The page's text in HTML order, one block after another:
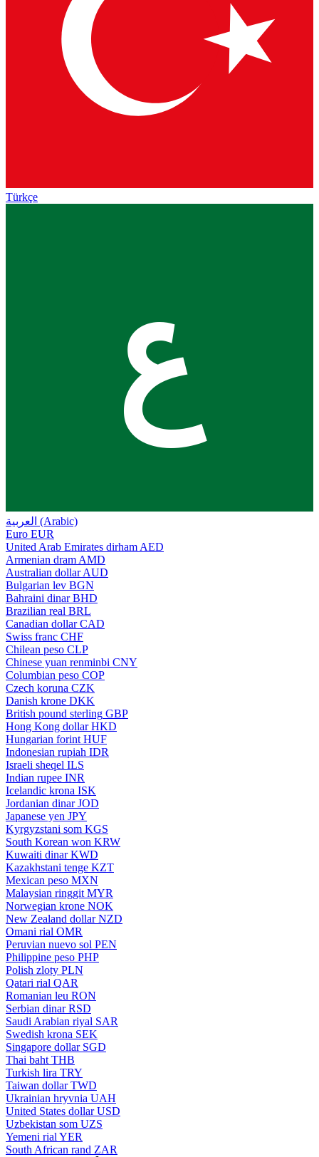
Türkçe
ع
العربية (Arabic)
Euro EUR
United Arab Emirates dirham AED
Armenian dram AMD
Australian dollar AUD
Bulgarian lev BGN
Bahraini dinar BHD
Brazilian real BRL
Canadian dollar CAD
Swiss franc CHF
Chilean peso CLP
Chinese yuan renminbi CNY
Columbian peso COP
Czech koruna CZK
Danish krone DKK
British pound sterling GBP
Hong Kong dollar HKD
Hungarian forint HUF
Indonesian rupiah IDR
Israeli sheqel ILS
Indian rupee INR
Icelandic krona ISK
Jordanian dinar JOD
Japanese yen JPY
Kyrgyzstani som KGS
South Korean won KRW
Kuwaiti dinar KWD
Kazakhstani tenge KZT
Mexican peso MXN
Malaysian ringgit MYR
Norwegian krone NOK
New Zealand dollar NZD
Omani rial OMR
Peruvian nuevo sol PEN
Philippine peso PHP
Polish zloty PLN
Qatari rial QAR
Romanian leu RON
Serbian dinar RSD
Saudi Arabian riyal SAR
Swedish krona SEK
Singapore dollar SGD
Thai baht THB
Turkish lira TRY
Taiwan dollar TWD
Ukrainian hryvnia UAH
United States dollar USD
Uzbekistan som UZS
Yemeni rial YER
South African rand ZAR